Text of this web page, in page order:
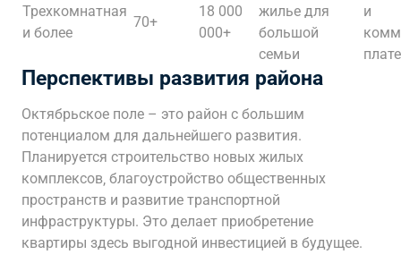
Трехкомнатная
и более
70+
18 000
000+
жилье для
большой
семьи
и
Перспективы развития района
Октябрьское поле – это район с большим
потенциалом для дальнейшего развития.
Планируется строительство новых жилых
комплексов‚ благоустройство общественных
пространств и развитие транспортной
инфраструктуры. Это делает приобретение
квартиры здесь выгодной инвестицией в будущее.